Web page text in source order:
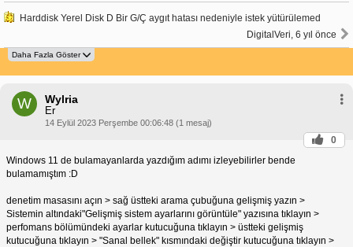
Harddisk Yerel Disk D Bir G/Ç aygıt hatası nedeniyle istek yütürülemed
DigitalVeri, 6 yıl önce
W Wylria
Er
14 Eylül 2023 Perşembe 00:06:48 (1 mesaj)
0
Windows 11 de bulamayanlarda yazdığım adımı izleyebilirler bende
bulamamıştım :D
denetim masasını açın > sağ üstteki arama çubuğuna gelişmiş yazın >
Sistemin altındaki"Gelişmiş sistem ayarlarını görüntüle" yazısına tıklayın >
perfomans bölümündeki ayarlar kutucuğuna tıklayın > üstteki gelişmiş
kutucuğuna tıklayın > "Sanal bellek" kısmındaki değiştir kutucuğuna tıklayın >